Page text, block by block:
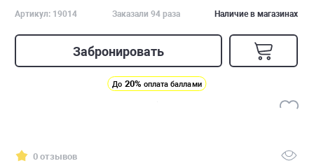
Артикул: 19014 Заказали 94 раза Наличие в магазинах
Забронировать
До 20% оплата баллами
0 отзывов